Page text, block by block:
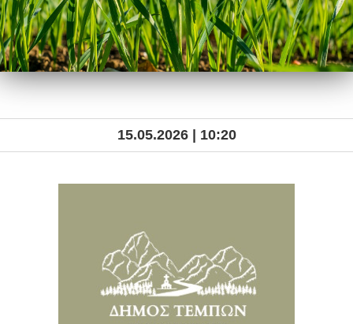
15.05.2026 | 10:20